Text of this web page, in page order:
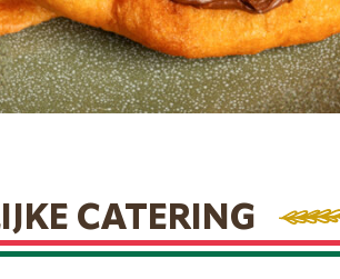
CATERING